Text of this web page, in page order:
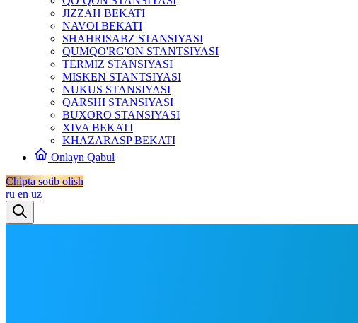
JIZZAH BEKATI
NAVOI BEKATI
SHAHRISABZ STANSIYASI
QUMQO'RG'ON STANTSIYASI
TERMIZ STANSIYASI
MISKEN STANTSIYASI
NUKUS STANSIYASI
QARSHI STANSIYASI
BUXORO STANSIYASI
XIVA BEKATI
KHAZARASP BEKATI
Onlayn Qabul
Chipta sotib olish
ru en uz